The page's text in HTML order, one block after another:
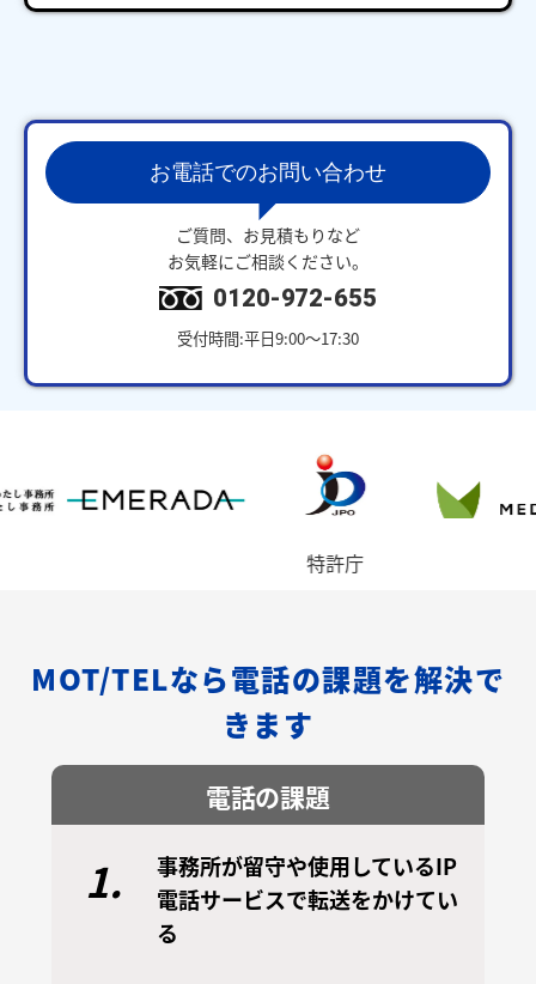
お電話でのお問い合わせ
ご質問、お見積もりなど
お気軽にご相談ください。
0120-972-655
受付時間:平日9:00～17:30
特許庁
MOT/TELなら電話の課題を解決で
きます
電話の課題
1.
事務所が留守や使用しているIP
電話サービスで転送をかけてい
る